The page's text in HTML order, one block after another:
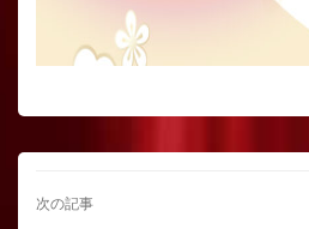
次の記事